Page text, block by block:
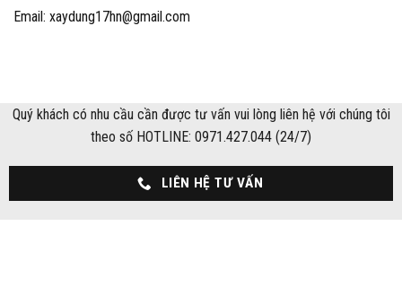
Email: xaydung17hn@gmail.com
Quý khách có nhu cầu cần được tư vấn vui lòng liên hệ với chúng tôi
theo số HOTLINE: 0971.427.044 (24/7)
LIÊN HỆ TƯ VẤN